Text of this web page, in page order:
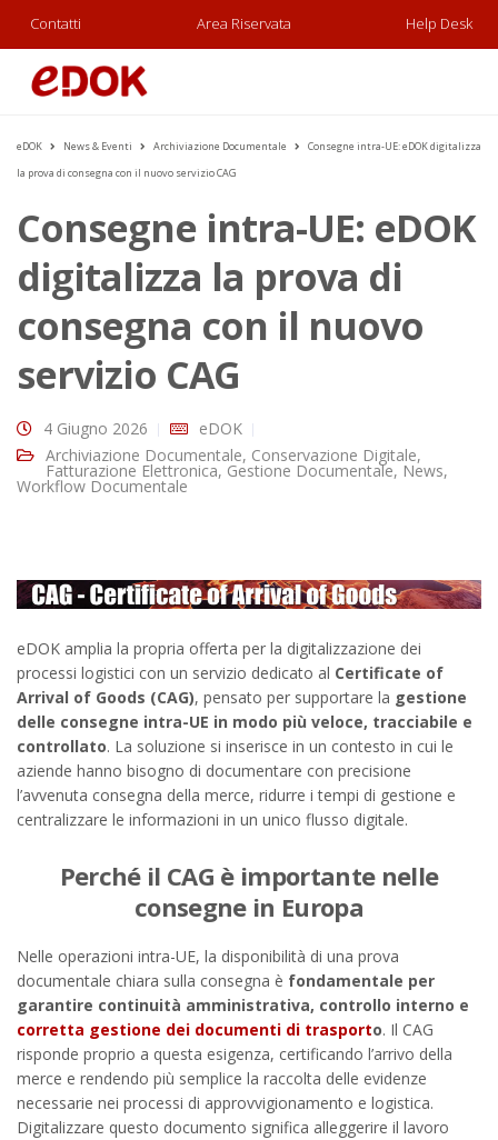
Help Desk
Area Riservata
Contatti
eDOK News & Eventi Archiviazione Documentale
Consegne intra-UE: eDOK digitalizza
la prova di consegna con il nuovo servizio CAG
Consegne intra-UE: eDOK
digitalizza la prova di
consegna con il nuovo
servizio CAG
4 Giugno 2026
eDOK
Archiviazione Documentale, Conservazione Digitale,
Fatturazione Elettronica, Gestione Documentale, News,
Workflow Documentale
eDOK amplia la propria offerta per la digitalizzazione dei
processi logistici con un servizio dedicato al Certificate of
Arrival of Goods (CAG), pensato per supportare la gestione
delle consegne intra-UE in modo più veloce, tracciabile e
controllato. La soluzione si inserisce in un contesto in cui le
aziende hanno bisogno di documentare con precisione
l’avvenuta consegna della merce, ridurre i tempi di gestione e
centralizzare le informazioni in un unico flusso digitale.
Perché il CAG è importante nelle
consegne in Europa
Nelle operazioni intra-UE, la disponibilità di una prova
documentale chiara sulla consegna è fondamentale per
garantire continuità amministrativa, controllo interno e
corretta gestione dei documenti di trasporto. Il CAG
risponde proprio a questa esigenza, certificando l’arrivo della
merce e rendendo più semplice la raccolta delle evidenze
necessarie nei processi di approvvigionamento e logistica.
Digitalizzare questo documento significa alleggerire il lavoro